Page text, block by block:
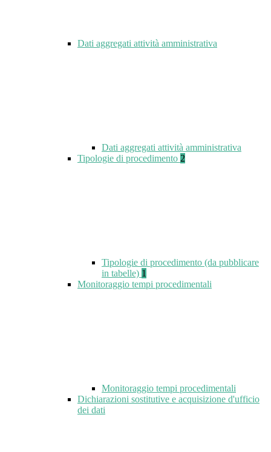
Dati aggregati attività amministrativa
Dati aggregati attività amministrativa
Tipologie di procedimento 2
Tipologie di procedimento (da pubblicare
in tabelle) 1
Monitoraggio tempi procedimentali
Monitoraggio tempi procedimentali
Dichiarazioni sostitutive e acquisizione d'ufficio
dei dati